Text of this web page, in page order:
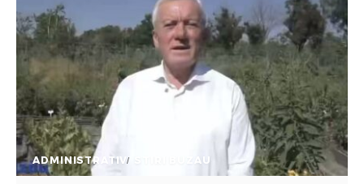
ADMINISTRATIV STIRI BUZAU